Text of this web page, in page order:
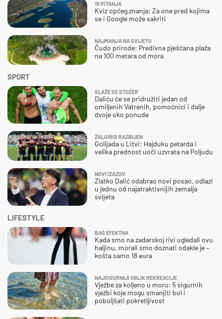
SPORT
SLAŽE SE STOŽER
Daliću će se pridružiti jedan od
omiljenih Vatrenih, pomoćnici i dalje
dvoje oko ponude
ŽALGIRIS RAZBIJEN
Golijada u Litvi: Hajduku petarda i
velika prednost uoči uzvrata na Poljudu
NOVI IZAZOV
Zlatko Dalić odabrao novi posao, odlazi
u jednu od najatraktivnijih zemalja
svijeta
15 PITANJA
Kviz općeg znanja: Za one pred kojima
se i Google može sakriti
NAJMANJA NA SVIJETU
Čudo prirode: Predivna pješčana plaža
na 100 metara od mora
LIFESTYLE
BAŠ EFEKTNA
Kada smo na zadarskoj rivi ugledali ovu
haljinu, morali smo doznati odakle je –
košta samo 18 eura
NAJSIGURNIJI OBLIK REKREACIJE
Vježbe za koljeno u moru: 5 sigurnih
vježbi koje mogu smanjiti bol i
poboljšati pokretljivost